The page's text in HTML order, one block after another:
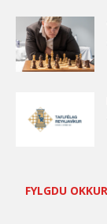
FYLGDU